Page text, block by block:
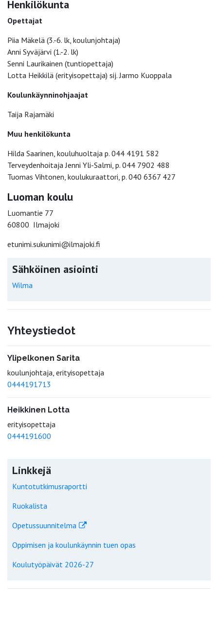
Henkilökunta
Opettajat
Piia Mäkelä (3.-6. lk, koulunjohtaja)
Anni Syväjärvi (1.-2. lk)
Senni Laurikainen (tuntiopettaja)
Lotta Heikkilä (erityisopettaja) sij. Jarmo Kuoppala
Koulunkäynninohjaajat
Taija Rajamäki
Muu henkilökunta
Hilda Saarinen, kouluhuoltaja p. 044 4191 582
Terveydenhoitaja Jenni Yli-Salmi, p. 044 7902 488
Tuomas Vihtonen, koulukuraattori, p. 040 6367 427
Luoman koulu
Luomantie 77
60800 Ilmajoki
etunimi.sukunimi@ilmajoki.fi
Sähköinen asiointi
Wilma
Yhteystiedot
Ylipelkonen Sarita
koulunjohtaja, erityisopettaja
0444191713
Heikkinen Lotta
erityisopettaja
0444191600
Linkkejä
Kuntotutkimusraportti
Ruokalista
Opetussuunnitelma
Oppimisen ja koulunkäynnin tuen opas
Koulutyöpäivät 2026-27